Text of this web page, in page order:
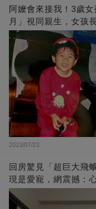
阿嬤會來接我！3歲
月」視同親生，女孩
全網
2023/07/23
回房驚見「超巨大飛
現是愛寵，網震撼：